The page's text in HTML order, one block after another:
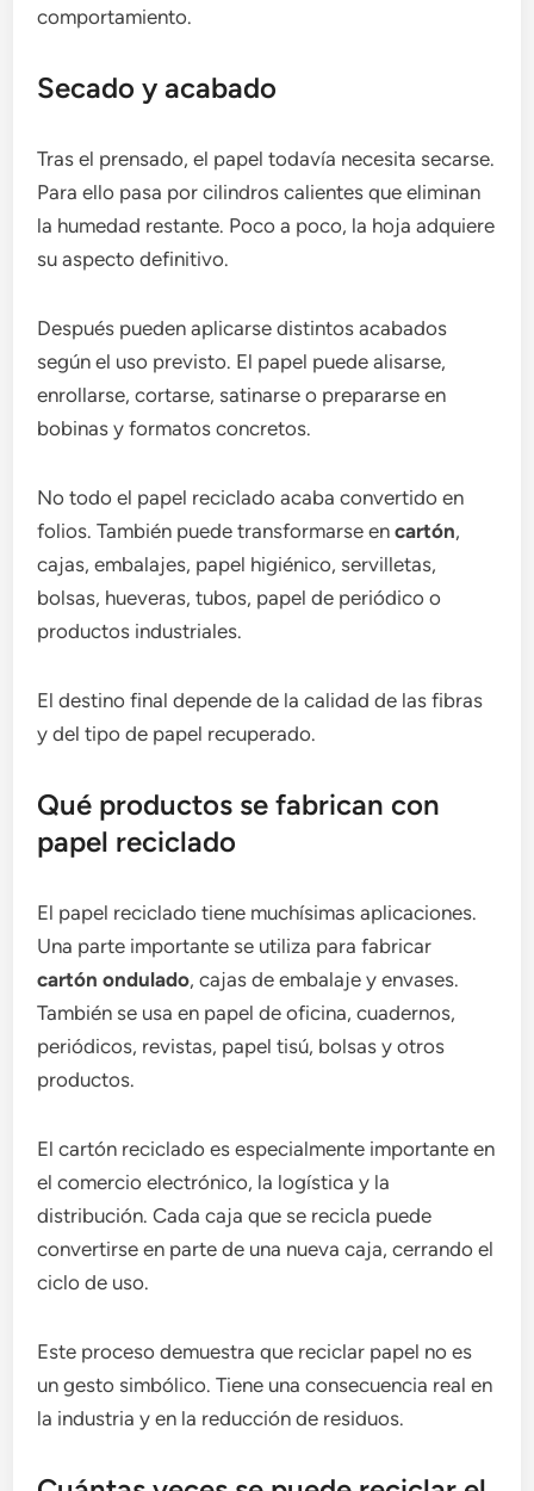
comportamiento.
Secado y acabado
Tras el prensado, el papel todavía necesita secarse.
Para ello pasa por cilindros calientes que eliminan
la humedad restante. Poco a poco, la hoja adquiere
su aspecto definitivo.
Después pueden aplicarse distintos acabados
según el uso previsto. El papel puede alisarse,
enrollarse, cortarse, satinarse o prepararse en
bobinas y formatos concretos.
No todo el papel reciclado acaba convertido en
folios. También puede transformarse encartón,
cajas, embalajes, papel higiénico, servilletas,
bolsas, hueveras, tubos, papel de periódico o
productos industriales.
El destino final depende de la calidad de las fibras
y del tipo de papel recuperado.
Qué productos se fabrican con
papel reciclado
El papel reciclado tiene muchísimas aplicaciones.
Una parte importante se utiliza para fabricar
cartón ondulado, cajas de embalaje y envases.
También se usa en papel de oficina, cuadernos,
periódicos, revistas, papel tisú, bolsas y otros
productos.
El cartón reciclado es especialmente importante en
el comercio electrónico, la logística y la
distribución. Cada caja que se recicla puede
convertirse en parte de una nueva caja, cerrando el
ciclo de uso.
Este proceso demuestra que reciclar papel no es
un gesto simbólico. Tiene una consecuencia real en
la industria y en la reducción de residuos.